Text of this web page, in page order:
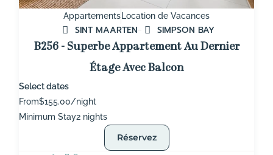
Appartements Location de Vacances
SINT MAARTEN
SIMPSON BAY
B256 - Superbe Appartement Au Dernier
Étage Avec Balcon
Select dates
From$155.00/night
Minimum Stay2 nights
Réservez